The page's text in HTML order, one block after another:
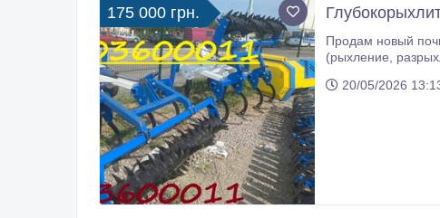
175 000 грн.
Продам новый
(рыхление, разрыхления) почв разного механического состава на глубину до 6. Кроме того, справляется с задачами рыхления,
20/05/2026